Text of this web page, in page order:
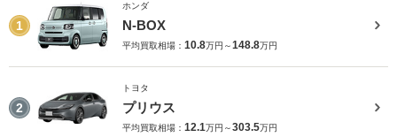
1
ホンダ
N-BOX
平均買取相場： 10.8万円～148.8万円
2
トヨタ
プリウス
平均買取相場： 12.1万円～303.5万円